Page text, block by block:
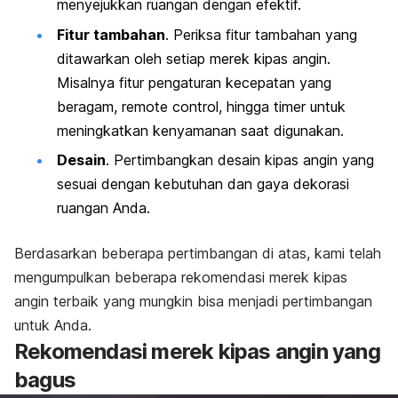
menyejukkan ruangan dengan efektif.
Fitur tambahan. Periksa fitur tambahan yang
ditawarkan oleh setiap merek kipas angin.
Misalnya fitur pengaturan kecepatan yang
beragam, remote control, hingga timeruntuk
meningkatkan kenyamanan saat digunakan.
Desain. Pertimbangkan desain kipas angin yang
sesuai dengan kebutuhan dan gaya dekorasi
ruangan Anda.
Berdasarkan beberapa pertimbangan di atas, kami telah
mengumpulkan beberapa rekomendasi merek kipas
angin terbaik yang mungkin bisa menjadi pertimbangan
untuk Anda.
Rekomendasi merek kipas angin yang
bagus